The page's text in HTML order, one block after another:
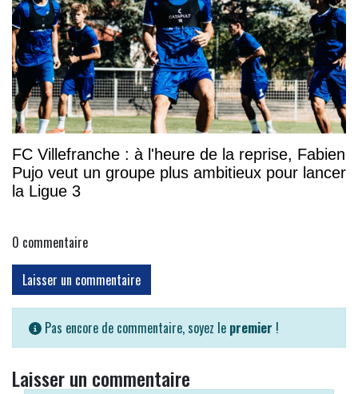
FC Villefranche : à l'heure de la reprise, Fabien
Pujo veut un groupe plus ambitieux pour lancer
la Ligue 3
0 commentaire
Laisser un commentaire
Pas encore de commentaire, soyez le premier !
Laisser un commentaire